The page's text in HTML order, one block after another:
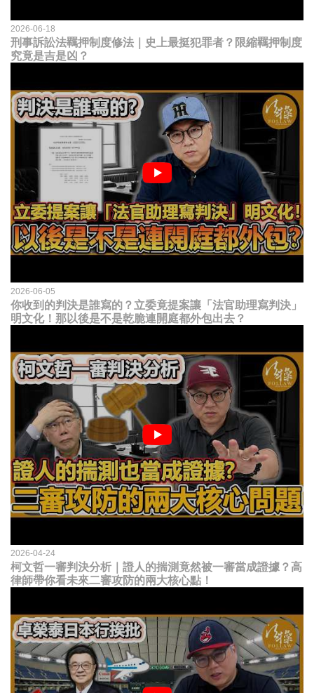
2026-06-18
刑事訴訟法羈押制度修法｜史上最挺犯罪者？限縮羈押制度
究竟是吉是凶？
2026-06-05
你收到的判決是誰寫的？立委竟提案讓「法官助理寫判決」
明文化！那以後是不是乾脆連開庭都外包出去？
2026-04-24
柯文哲一審判決分析｜證人的揣測竟然被一審當成證據？高
律師帶你看未來二審攻防的兩大核心點！